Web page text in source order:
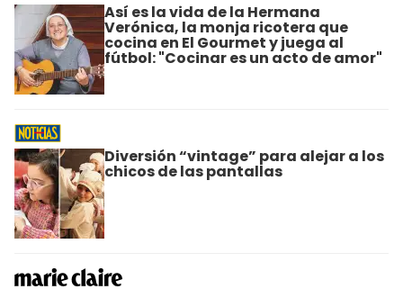
Así es la vida de la Hermana
Verónica, la monja ricotera que
cocina en El Gourmet y juega al
fútbol: "Cocinar es un acto de amor"
Diversión “vintage” para alejar a los
chicos de las pantallas